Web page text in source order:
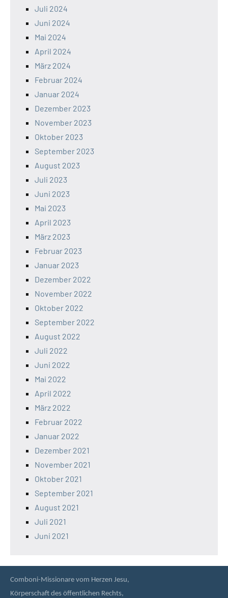
Juli 2024
Juni 2024
Mai 2024
April 2024
März 2024
Februar 2024
Januar 2024
Dezember 2023
November 2023
Oktober 2023
September 2023
August 2023
Juli 2023
Juni 2023
Mai 2023
April 2023
März 2023
Februar 2023
Januar 2023
Dezember 2022
November 2022
Oktober 2022
September 2022
August 2022
Juli 2022
Juni 2022
Mai 2022
April 2022
März 2022
Februar 2022
Januar 2022
Dezember 2021
November 2021
Oktober 2021
September 2021
August 2021
Juli 2021
Juni 2021
Comboni-Missionare vom Herzen Jesu,
Körperschaft des öffentlichen Rechts,